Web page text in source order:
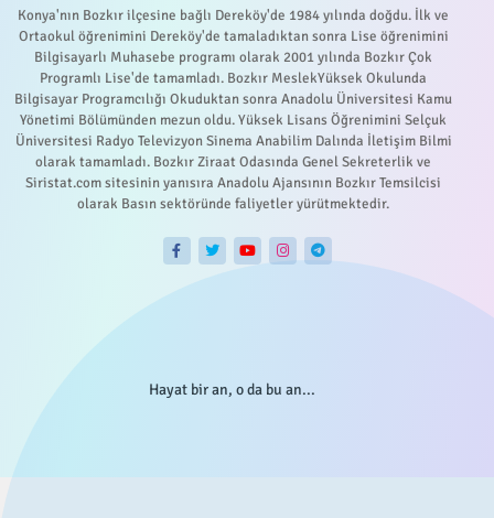
Konya'nın Bozkır ilçesine bağlı Dereköy'de 1984 yılında doğdu. İlk ve
Ortaokul öğrenimini Dereköy'de tamaladıktan sonra Lise öğrenimini
Bilgisayarlı Muhasebe programı olarak 2001 yılında Bozkır Çok
Programlı Lise'de tamamladı. Bozkır MeslekYüksek Okulunda
Bilgisayar Programcılığı Okuduktan sonra Anadolu Üniversitesi Kamu
Yönetimi Bölümünden mezun oldu. Yüksek Lisans Öğrenimini Selçuk
Üniversitesi Radyo Televizyon Sinema Anabilim Dalında İletişim Bilmi
olarak tamamladı. Bozkır Ziraat Odasında Genel Sekreterlik ve
Siristat.com sitesinin yanısıra Anadolu Ajansının Bozkır Temsilcisi
olarak Basın sektöründe faliyetler yürütmektedir.
Hayat bir an, o da bu an...